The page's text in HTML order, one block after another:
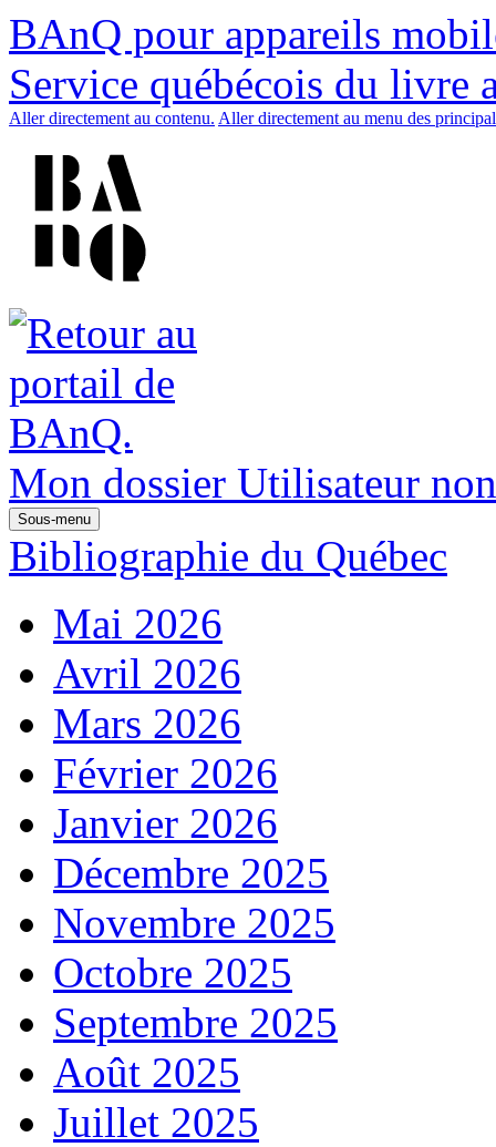
BAnQ pour appareils
Service québécois du livre
Aller directement au contenu. Aller directement au menu des
Mon dossier Utilisateur
Sous-menu
Bibliographie du Québec
Mai 2026
Avril 2026
Mars 2026
Février 2026
Janvier 2026
Décembre 2025
Novembre 2025
Octobre 2025
Septembre 2025
Août 2025
Juillet 2025